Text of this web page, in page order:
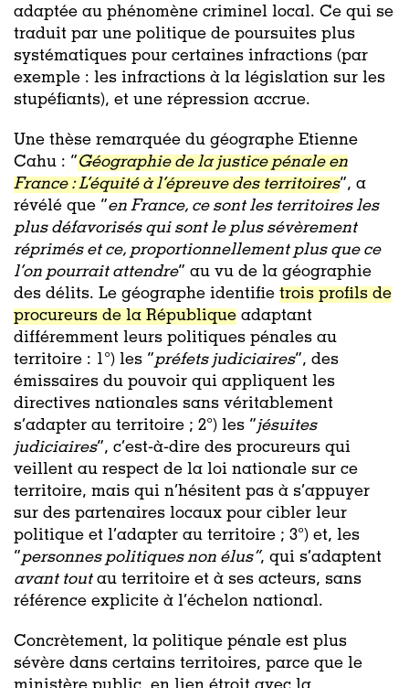
adaptée au phénomène criminel local. Ce qui se
traduit par une politique de poursuites plus
systématiques pour certaines infractions (par
exemple : les infractions à la législation sur les
stupéfiants), et une répression accrue.
Une thèse remarquée du géographe Etienne
Cahu : “Géographie de la justice pénale en
France : L’équité à l’épreuve des territoires”, a
révélé que “en France, ce sont les territoires les
plus défavorisés qui sont le plus sévèrement
réprimés et ce, proportionnellement plus que ce
l’on pourrait attendre” au vu de la géographie
des délits. Le géographe identifie trois profils de
procureurs de la République adaptant
différemment leurs politiques pénales au
territoire : 1°) les “préfets judiciaires”, des
émissaires du pouvoir qui appliquent les
directives nationales sans véritablement
s’adapter au territoire ; 2°) les “jésuites
judiciaires”, c’est-à-dire des procureurs qui
veillent au respect de la loi nationale sur ce
territoire, mais qui n’hésitent pas à s’appuyer
sur des partenaires locaux pour cibler leur
politique et l’adapter au territoire ; 3°) et, les
“personnes politiques non élus”, qui s’adaptent
avant toutau territoire et à ses acteurs, sans
référence explicite à l’échelon national.
Concrètement, la politique pénale est plus
sévère dans certains territoires, parce que le